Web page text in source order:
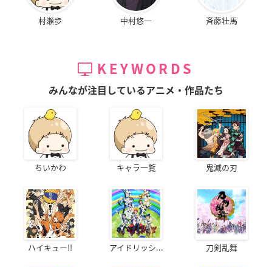
村瀬歩 中村悠一 斉藤壮馬
KEYWORDS
みんなが注目しているアニメ・作品たち
ちいかわ キャラ一覧 鬼滅の刃
ハイキュー!! アイドリッシ... 刀剣乱舞